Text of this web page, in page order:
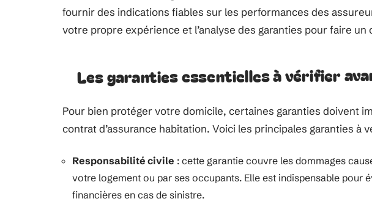
fournir des indications fiables sur les performances des
votre propre expérience et l’analyse des garanties pour faire un
Les garanties essentielles à vérifier
Pour bien protéger votre domicile, certaines garanties doivent
contrat d’assurance habitation. Voici les principales garanties à
Responsabilité civile : cette garantie couvre les dommages
votre logement ou par ses occupants. Elle est indispensable pour
financières en cas de sinistre.